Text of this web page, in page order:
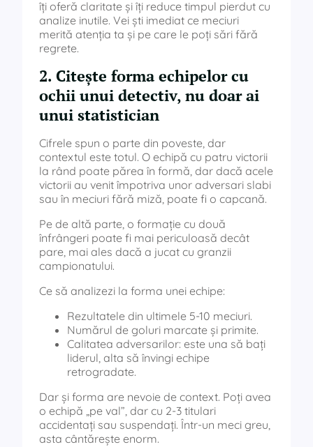
îți oferă claritate și îți reduce timpul pierdut cu
analize inutile. Vei ști imediat ce meciuri
merită atenția ta și pe care le poți sări fără
regrete.
2. Citește forma echipelor cu
ochii unui detectiv, nu doar ai
unui statistician
Cifrele spun o parte din poveste, dar
contextul este totul. O echipă cu patru victorii
la rând poate părea în formă, dar dacă acele
victorii au venit împotriva unor adversari slabi
sau în meciuri fără miză, poate fi o capcană.
Pe de altă parte, o formație cu două
înfrângeri poate fi mai periculoasă decât
pare, mai ales dacă a jucat cu granzii
campionatului.
Ce să analizezi la forma unei echipe:
Rezultatele din ultimele 5-10 meciuri.
Numărul de goluri marcate și primite.
Calitatea adversarilor: este una să bați
liderul, alta să învingi echipe
retrogradate.
Dar și forma are nevoie de context. Poți avea
o echipă „pe val”, dar cu 2-3 titulari
accidentați sau suspendați. Într-un meci greu,
asta cântărește enorm.